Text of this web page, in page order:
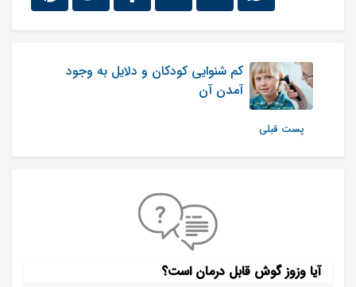
پست قبلی
کم شنوایی کودکان و دلایل به وجود
آمدن آن
آیا وزوز گوش قابل درمان است؟